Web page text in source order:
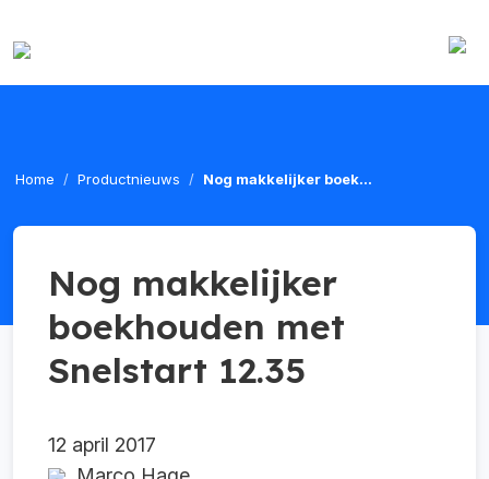
Home Productnieuws Nog makkelijker boek...
Nog makkelijker
boekhouden met
Snelstart 12.35
12 april 2017